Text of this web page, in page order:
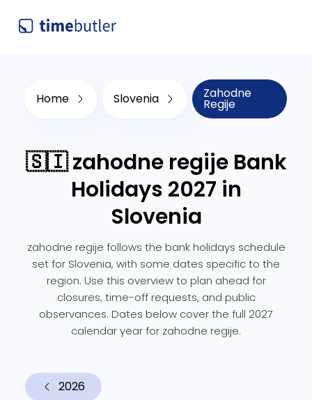
Home Slovenia Zahodne
Regije
🇸🇮 zahodne regije Bank
Holidays 2027 in
Slovenia
zahodne regije follows the bank holidays schedule
set for Slovenia, with some dates specific to the
region. Use this overview to plan ahead for
closures, time-off requests, and public
observances. Dates below cover the full 2027
calendar year for zahodne regije.
2026